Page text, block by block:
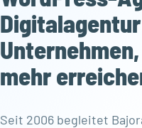
mehr
Seit 2006 begleitet